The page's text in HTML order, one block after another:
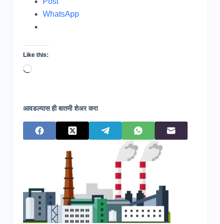
WhatsApp
Like this:
Loading…
आवडल्यास ही बातमी शेअर करा